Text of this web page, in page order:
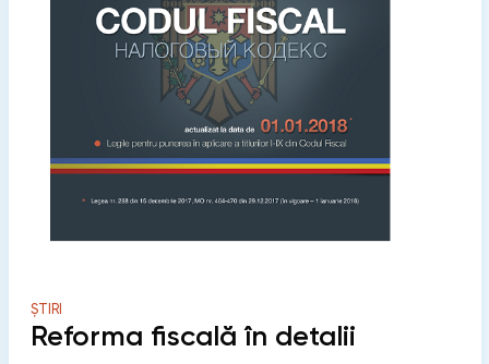
ȘTIRI
Reforma fiscală în detalii